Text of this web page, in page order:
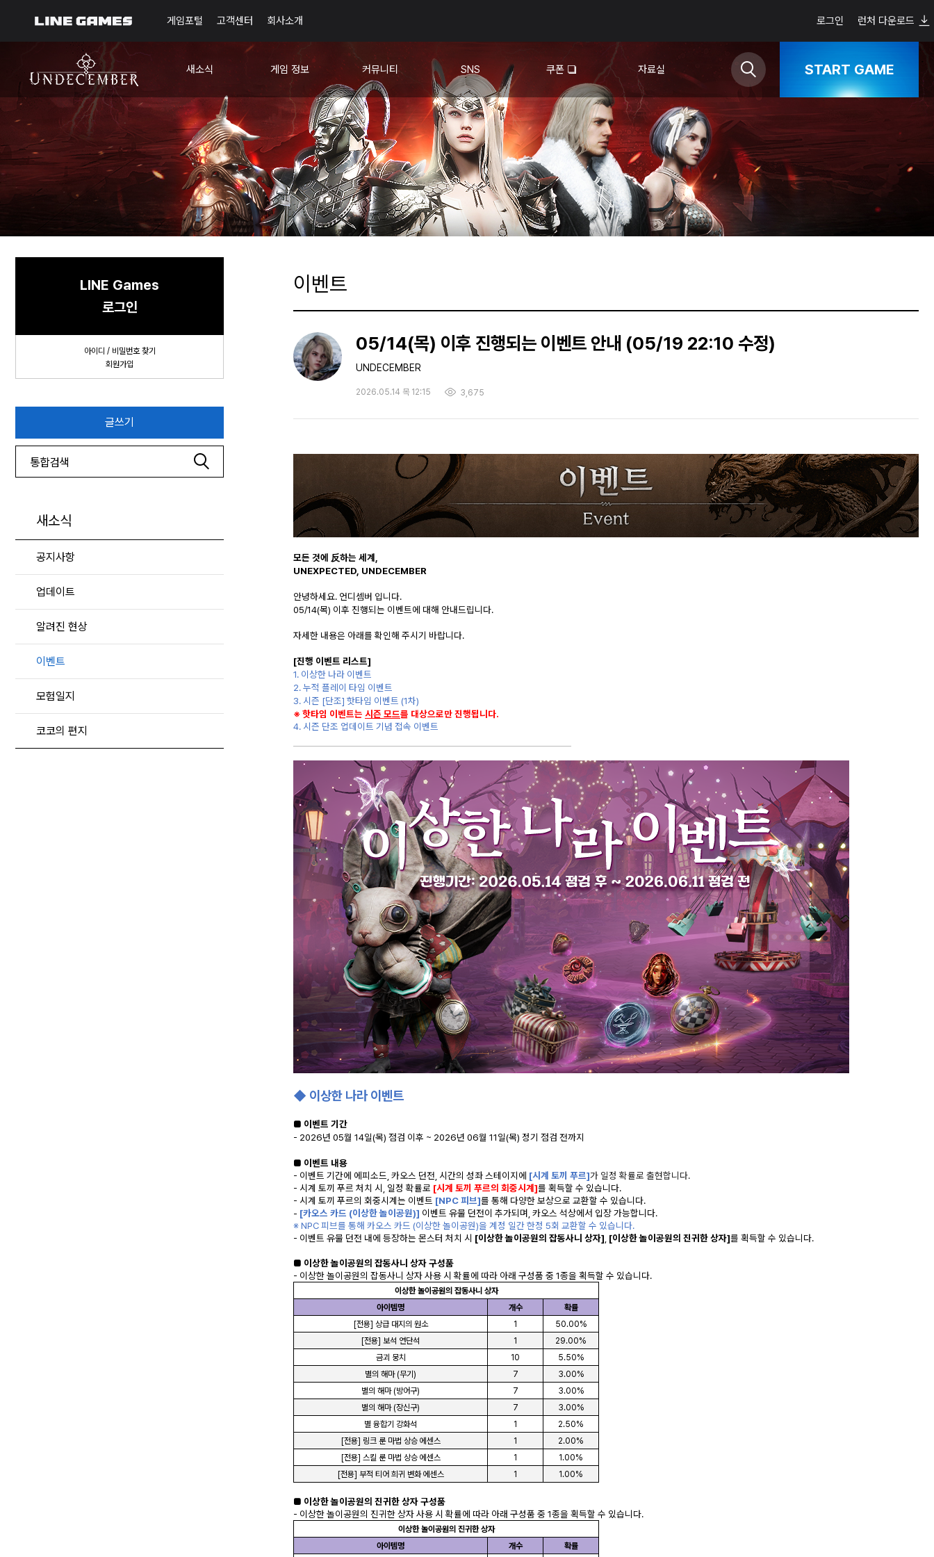
게임포털 고객센터 회사소개 로그인 런처 다운로드
새소식
공지사항
알려진 현상
업데이트
이벤트
모험일지
코코의 편지
게임 정보
가이드
확률 정보
공식 키트
시즌제 변경정보
콘텐츠 시간표
커뮤니티
팁 & 노하우
자유 게시판
스크린샷
SNS
유튜브❏
쿠폰 자료실
다운로드
START GAME
LINE Games
로그인
아이디 / 비밀번호 찾기
회원가입
글쓰기
새소식
공지사항
업데이트
알려진 현상
이벤트
모험일지
코코의 편지
이벤트
05/14(목) 이후 진행되는 이벤트 안내 (05/19 22:10 수정)
UNDECEMBER
2026.05.14 목 12:15 3,675
모든 것에 反하는 세계,
UNEXPECTED, UNDECEMBER
안녕하세요. 언디셈버 입니다.
05/14(목) 이후 진행되는 이벤트에 대해 안내드립니다.
자세한 내용은 아래를 확인해 주시기 바랍니다.
[진행 이벤트 리스트]
1. 이상한 나라 이벤트
2. 누적 플레이 타임 이벤트
3. 시즌 [단조] 핫타임 이벤트 (1차)
※ 핫타임 이벤트는 시즌 모드를 대상으로만 진행됩니다.
4. 시즌 단조 업데이트 기념 접속 이벤트
◆ 이상한 나라 이벤트
■ 이벤트 기간
- 2026년 05월 14일(목) 점검 이후 ~ 2026년 06월 11일(목) 정기 점검 전까지
■ 이벤트 내용
- 이벤트 기간에 에피소드, 카오스 던전, 시간의 성좌 스테이지에 [시계 토끼 푸르]가 일정 확률로 출현합니다.
- 시계 토끼 푸르 처치 시, 일정 확률로 [시계 토끼 푸르의 회중시계]를 획득할 수 있습니다.
- 시계 토끼 푸르의 회중시계는 이벤트 [NPC 피브]를 통해 다양한 보상으로 교환할 수 있습니다.
- [카오스 카드 (이상한 놀이공원)] 이벤트 유물 던전이 추가되며, 카오스 석상에서 입장 가능합니다.
※ NPC 피브를 통해 카오스 카드 (이상한 놀이공원)을 계정 일간 한정 5회 교환할 수 있습니다.
- 이벤트 유물 던전 내에 등장하는 몬스터 처치 시 [이상한 놀이공원의 잡동사니 상자] [이상한 놀이공원의 진귀한 상자]를 획득할 수 있습니다.
■ 이상한 놀이공원의 잡동사니 상자 구성품
- 이상한 놀이공원의 잡동사니 상자 사용 시 확률에 따라 아래 구성품 중 1종을 획득할 수 있습니다.
이상한 놀이공원의 잡동사니 상자
아이템명
개수
확률
[전용] 상급 대지의 원소
1
50.00%
[전용] 보석 연단석
1
29.00%
금괴 뭉치
10
5.50%
별의 해마 (무기)
7
3.00%
별의 해마 (방어구)
7
3.00%
별의 해마 (장신구)
7
3.00%
별 융합기 강화석
1
2.50%
[전용] 링크 룬 마법 상승 에센스
1
2.00%
[전용] 스킬 룬 마법 상승 에센스
1
1.00%
[전용] 부적 티어 희귀 변화 에센스
1 1.00%
■ 이상한 놀이공원의 진귀한 상자 구성품
- 이상한 놀이공원의 진귀한 상자 사용 시 확률에 따라 아래 구성품 중 1종을 획득할 수 있습니다.
이상한 놀이공원의 진귀한 상자
아이템명
개수
확률